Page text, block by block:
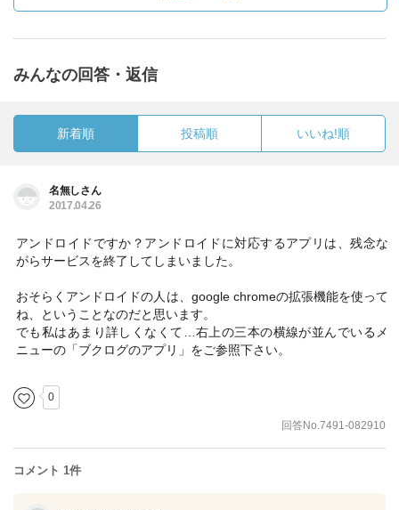
みんなの回答・返信
新着順 投稿順 いいね!順
名無しさん
2017.04.26
アンドロイドですか？アンドロイドに対応するアプリは、残念な
がらサービスを終了してしまいました。
おそらくアンドロイドの人は、google chromeの拡張機能を使って
ね、ということなのだと思います。
でも私はあまり詳しくなくて…右上の三本の横線が並んでいるメ
ニューの「ブクログのアプリ」をご参照下さい。
0
回答No.7491-082910
コメント 1件